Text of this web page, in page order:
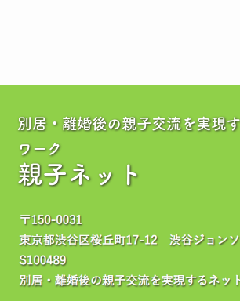
別居・離婚後の親子交流を実現
ワーク
親子ネット